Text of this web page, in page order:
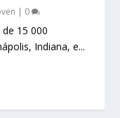
| 0
15 000
Indiana, e...